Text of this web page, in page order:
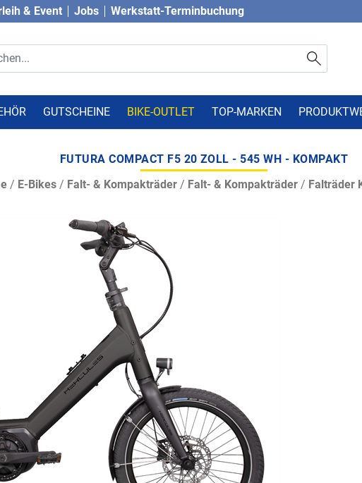
& Event Jobs Werkstatt-Terminbuchung
GUTSCHEINE BIKE-OUTLET TOP-MARKEN
FUTURA COMPACT F5 20 ZOLL - 545 WH - KOMPAKT
/ E-Bikes / Falt- & Kompakträder / Falt- & Kompakträder / Falträder